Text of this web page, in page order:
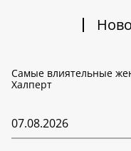
Самые влиятельные
Халперт
07.08.2026